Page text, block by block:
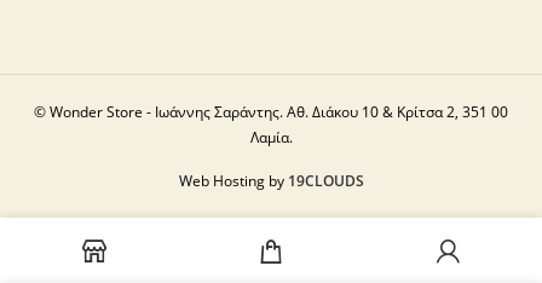
© Wonder Store - Ιωάννης Σαράντης. Αθ. Διάκου 10 & Κρίτσα 2, 351 00
Λαμία.
Web Hosting by 19CLOUDS